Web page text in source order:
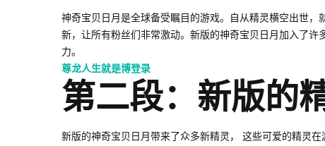
神奇宝贝日月是全球备受瞩目的游戏。自从精灵横空出世
新，让所有粉丝们非常激动。新版的神奇宝贝日月加入了
力。
尊龙人生就是博登录
第二段：新版的
新版的神奇宝贝日月带来了众多新精灵， 这些可爱的精灵